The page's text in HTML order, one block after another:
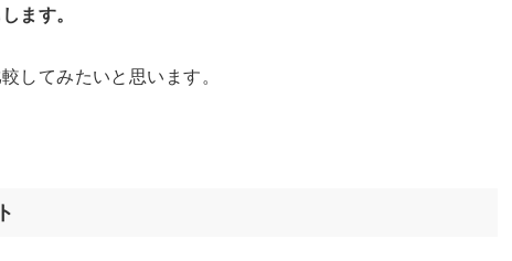
ます。
してみたいと思います。